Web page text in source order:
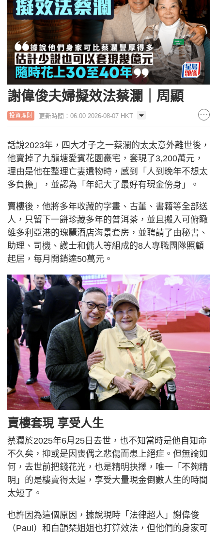
謝偉俊夫婦擬效法蔡瀾｜周顯
投資理財 更新時間：06:00 2026-08-07 HKT
話說2023年，四大才子之一蔡瀾的太太意外離世後，
他賣掉了九龍塘愛賓花園豪宅，套現了3,200萬元，
理由是他在整理亡妻遺物時，感到「人到晚年不想太
多負擔」，並認為「年紀大了最好有現金傍身」。
賣樓後，他將多年收藏的字畫、古董、書籍等全部送
人，只留下一餅珍藏多年的普洱茶，並且搬入可俯瞰
維多利亞港的瑰麗酒店海景套房，並聘請了由秘書、
助理、司機、護士和傭人等組成的8人專職團隊照顧
起居，每月開銷達50萬元。
賣樓套現 享受人生
蔡瀾於2025年6月25日去世，也不知當時是他自知命
不久矣，抑或是因喪偶之悲傷而患上絕症。但無論如
何，去世前把錢花光，也是精明抉擇，唯一「不夠精
明」的是樓賣得太遲，享受大量現金倒數人生的時間
太短了。
也許因為這個原因，據說現時「法律超人」謝偉俊
（Paul）和白韻琹姐姐也打算效法，但他們的身家可